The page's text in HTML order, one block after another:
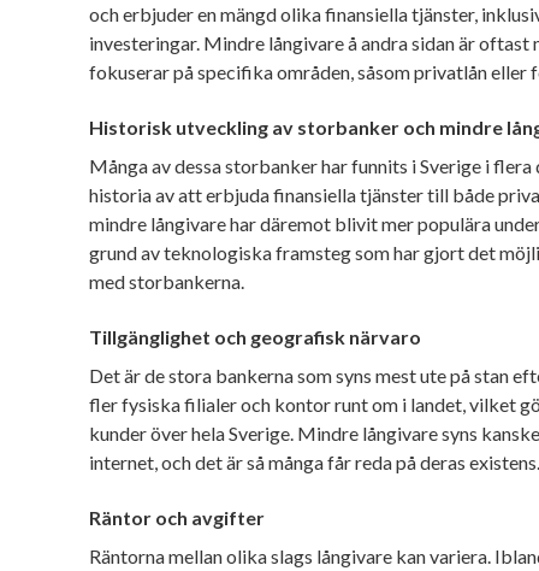
och erbjuder en mängd olika finansiella tjänster,
investeringar. Mindre långivare å andra sidan är
fokuserar på specifika områden, såsom privatlån eller
Historisk utveckling av storbanker och mindre
Många av dessa storbanker har funnits i Sverige i flera
historia av att erbjuda finansiella tjänster till både
mindre långivare har däremot blivit mer populära
grund av teknologiska framsteg som har gjort det
med storbankerna.
Tillgänglighet och geografisk närvaro
Det är de stora bankerna som syns mest ute på stan
fler fysiska filialer och kontor runt om i landet, vilket
kunder över hela Sverige. Mindre långivare syns
internet, och det är så många får reda på deras existens.
Räntor och avgifter
Räntorna mellan olika slags långivare kan variera.